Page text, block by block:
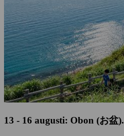
13 - 16 augusti: Obon (お盆).